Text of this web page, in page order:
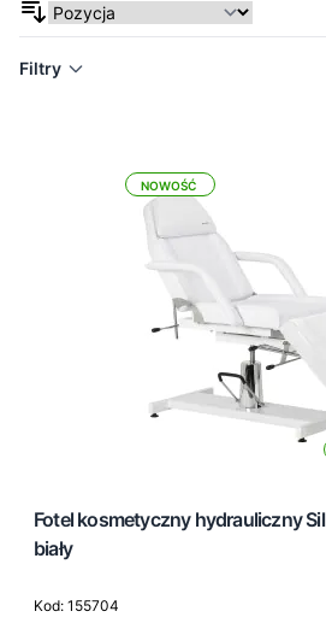
Filtry
NOWOŚĆ
Fotel kosmetyczny hydrauliczny
biały
Kod: 155704